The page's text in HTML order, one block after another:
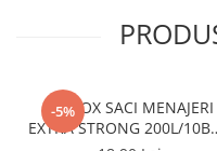
-5%
CLINOX SACI MENAJERI
EXTRA STRONG 200L/